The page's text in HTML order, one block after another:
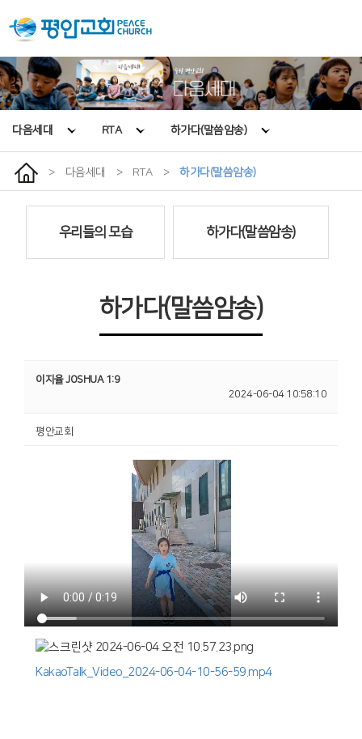
다음세대 RTA 하가다(말씀암송)
> 다음세대 > RTA > 하가다(말씀암송)
우리들의 모습 하가다(말씀암송)
하가다(말씀암송)
이지율 JOSHUA 1:9
2024-06-04 10:58:10
평안교회
KakaoTalk_Video_2024-06-04-10-56-59.mp4